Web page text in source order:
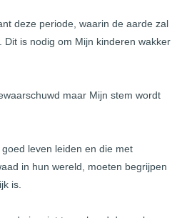
deze periode, waarin de aarde zal
is nodig om Mijn kinderen wakker
maar Mijn stem wordt
leven leiden en die met
in hun wereld, moeten begrijpen
is.